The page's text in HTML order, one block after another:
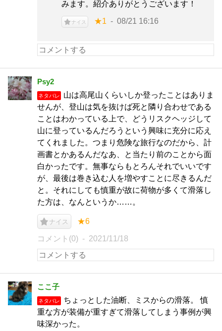
みます。紹介ありがとうございます！
ナイス ★1 08/21 16:16
Psy2
ネタバレ
山は高尾山くらいしか登ったことはありま
せんが、登山は気を抜けば死と隣り合わせである
ことはわかっている上で、どうリスクヘッジして
山に登っているんだろうという興味に充分に応え
てくれました。つまり危険な旅行なのだから、計
画書とかあるんだなあ、と当たり前のことから面
白かったです。無事ならもとろんそれでいいです
が、最後は巻き込む人を増やすことに尽きるんだ
と。それにしても慎重が故に荷物が多くて滑落し
た方は、なんというか……。
ナイス ★6
コメント(0) 2021/11/18
ここ子
ネタバレ
ちょっとした油断、ミスからの滑落。 慎
重な方が装備が重すぎて滑落してしまう事例が興
味深かった。